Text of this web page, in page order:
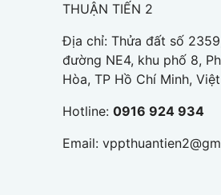
THUẬN TIẾN 2
Địa chỉ: Thửa đất số
đường NE4, khu phố 8,
Hòa, TP Hồ Chí Minh,
Hotline: 0916 924 934
Email: